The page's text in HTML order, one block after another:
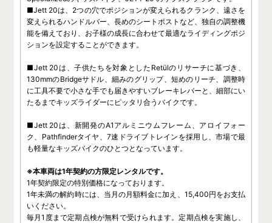
■Jett 20は、2つの穴でポジションが変えられるクランク、遠さを
変えられるハンドルバー、長めのシートポストなど、独自の調整機
能を備えており、お子様の成長に合わせて最適なライディングポジ
ションを設定することができます。
■Jett 20は、子供たちを対象としたRetülのリサーチに基づき、
130mmのBridgeサドル、細みのグリップ、短めのリーチ、調整時
に工具不要で小さな手でも届きやすいブレーキレバーと、細部にい
たるまでキッズライダーにピッタリ合うバイクです。
■Jett 20は、新開発のA1アルミニウムフレーム、アロイフォー
ク、Pathfinderタイヤ、7速ドライブトレインを採用し、市場で最
も軽量なキッズバイクのひとつとなっています。
※本車両は1年契約の方限定レンタルです。
1年契約限定の特別価格になっております。
1年未満の解約時には、当月の月額料金に加え、15,400円をお支払
いください。
毎月1度まで定期点検が無料で受けられます。定期点検を実施し、